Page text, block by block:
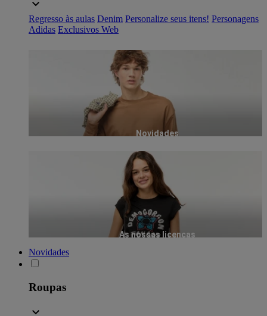
Regresso às aulas Denim Personalize seus itens! Personagens
Adidas Exclusivos Web
Novidades
As nossas licenças
Novidades
Roupas